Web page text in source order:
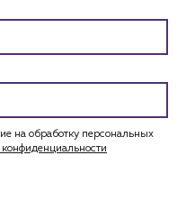
на обработку персональных